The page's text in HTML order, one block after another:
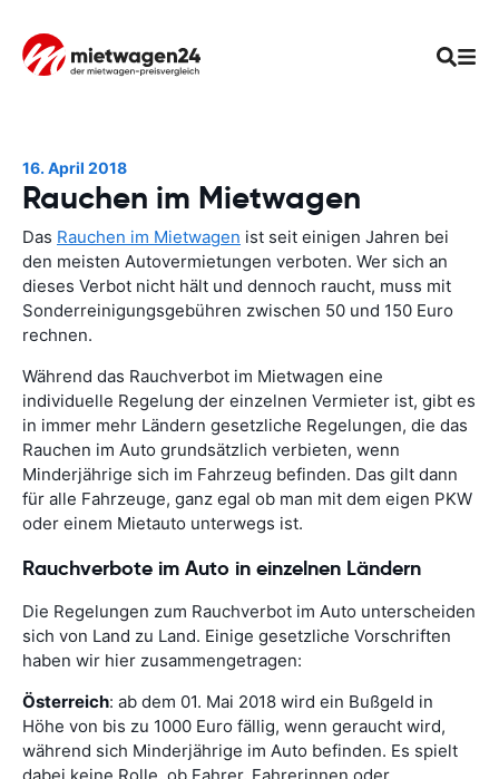
16. April 2018
Rauchen im Mietwagen
Das Rauchen im Mietwagen ist seit einigen Jahren bei
den meisten Autovermietungen verboten. Wer sich an
dieses Verbot nicht hält und dennoch raucht, muss mit
Sonderreinigungsgebühren zwischen 50 und 150 Euro
rechnen.
Während das Rauchverbot im Mietwagen eine
individuelle Regelung der einzelnen Vermieter ist, gibt es
in immer mehr Ländern gesetzliche Regelungen, die das
Rauchen im Auto grundsätzlich verbieten, wenn
Minderjährige sich im Fahrzeug befinden. Das gilt dann
für alle Fahrzeuge, ganz egal ob man mit dem eigen PKW
oder einem Mietauto unterwegs ist.
Rauchverbote im Auto in einzelnen Ländern
Die Regelungen zum Rauchverbot im Auto unterscheiden
sich von Land zu Land. Einige gesetzliche Vorschriften
haben wir hier zusammengetragen:
Österreich: ab dem 01. Mai 2018 wird ein Bußgeld in
Höhe von bis zu 1000 Euro fällig, wenn geraucht wird,
während sich Minderjährige im Auto befinden. Es spielt